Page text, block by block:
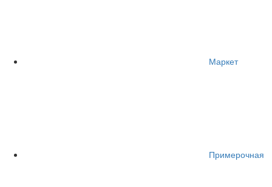
Маркет
Примерочная